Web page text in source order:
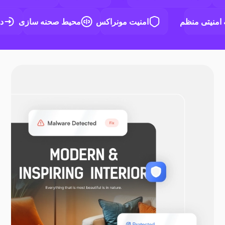
ووکامرس
امنیت مونراکس محیط صحنه سازی امنیتی منظم